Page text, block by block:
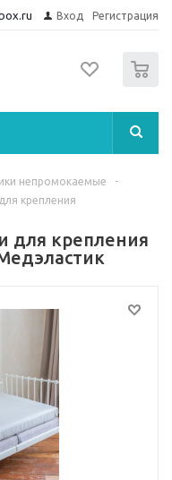
Вход Регистрация
непромокаемые
-
крепления
для крепления